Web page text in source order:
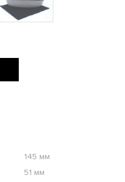
145 мм
51 мм